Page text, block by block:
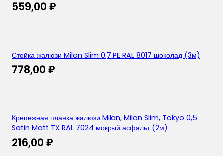
559,00 ₽
Стойка жалюзи Milan Slim 0,7 PE RAL 8017 шоколад (3м)
778,00 ₽
Крепежная планка жалюзи Milan, Milan Slim, Tokyo 0,5
Satin Matt TX RAL 7024 мокрый асфальт (2м)
216,00 ₽